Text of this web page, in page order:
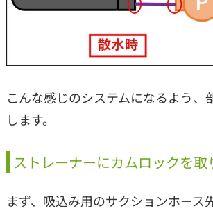
こんな感じのシステムになるよう、
します。
ストレーナーにカムロックを取
まず、吸込み用のサクションホース